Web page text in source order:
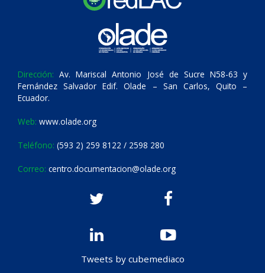
Dirección: Av. Mariscal Antonio José de Sucre N58-63 y
Fernández Salvador Edif. Olade – San Carlos, Quito –
Ecuador.
Web: www.olade.org
Teléfono: (593 2) 259 8122 / 2598 280
Correo: centro.documentacion@olade.org
Tweets by cubemediaco